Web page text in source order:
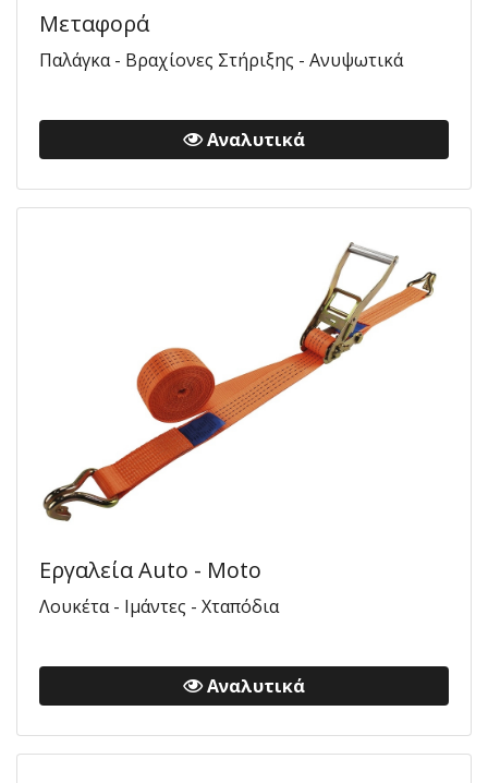
Μεταφορά
Παλάγκα - Βραχίονες Στήριξης - Ανυψωτικά
Αναλυτικά
Εργαλεία Auto - Moto
Λουκέτα - Ιμάντες - Χταπόδια
Αναλυτικά